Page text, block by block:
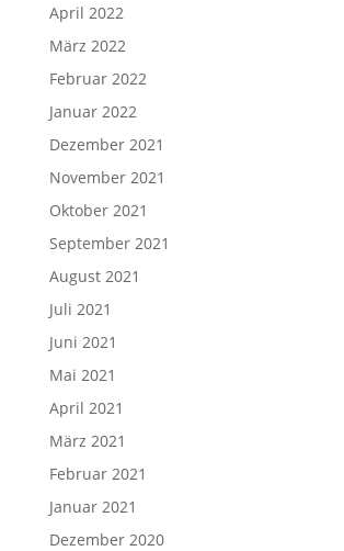
April 2022
März 2022
Februar 2022
Januar 2022
Dezember 2021
November 2021
Oktober 2021
September 2021
August 2021
Juli 2021
Juni 2021
Mai 2021
April 2021
März 2021
Februar 2021
Januar 2021
Dezember 2020